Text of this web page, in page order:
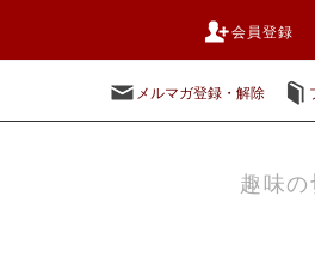
会員登録
メルマガ登録・解除
趣味